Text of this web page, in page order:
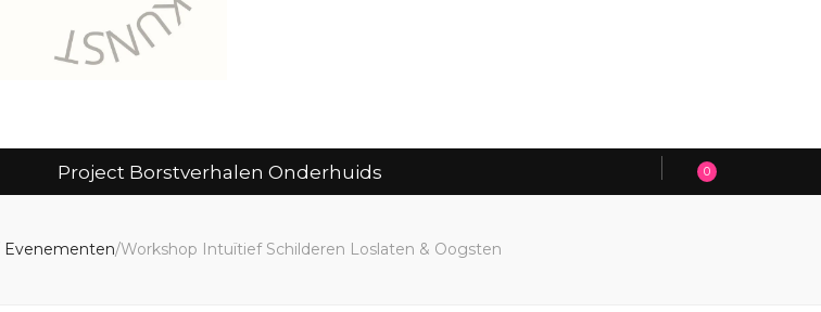
Project Borstverhalen Onderhuids 0
Evenementen/Workshop Intuïtief Schilderen Loslaten & Oogsten